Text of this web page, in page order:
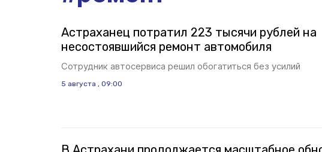
Астраханец потратил 223 тысячи рублей на
несостоявшийся ремонт автомобиля
Сотрудник автосервиса решил обогатиться без усилий
5 августа , 09:00